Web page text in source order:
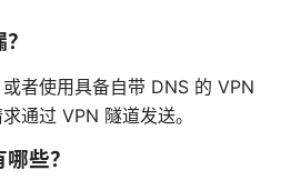
者使用具备自带 DNS 的 VPN
通过 VPN 隧道发送。
些？